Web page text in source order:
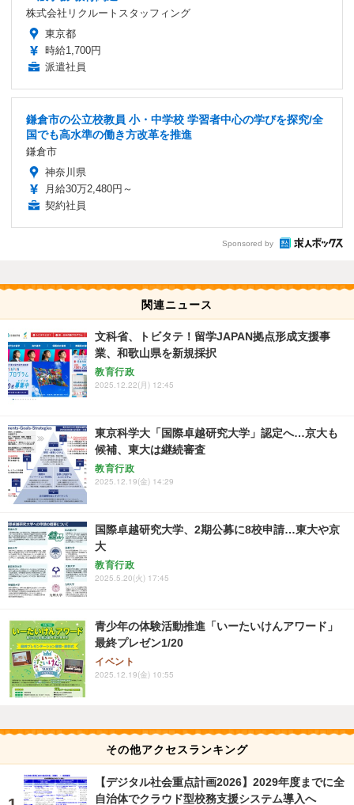
株式会社リクルートスタッフィング
東京都
時給1,700円
派遣社員
鎌倉市の公立校教員 小・中学校 学習者中心の学びを探究/全
国でも高水準の働き方改革を推進
鎌倉市
神奈川県
月給30万2,480円～
契約社員
Sponsored by
関連ニュース
文科省、トビタテ！留学JAPAN拠点形成支援事
業、和歌山県を新規採択
教育行政
2025.12.22(月) 12:45
東京科学大「国際卓越研究大学」認定へ…京大も
候補、東大は継続審査
教育行政
2025.12.19(金) 14:29
国際卓越研究大学、2期公募に8校申請…東大や京
大
教育行政
2025.5.20(火) 17:45
青少年の体験活動推進「いーたいけんアワード」
最終プレゼン1/20
イベント
2025.12.19(金) 10:55
その他アクセスランキング
【デジタル社会重点計画2026】2029年度までに全
自治体でクラウド型校務支援システム導入へ